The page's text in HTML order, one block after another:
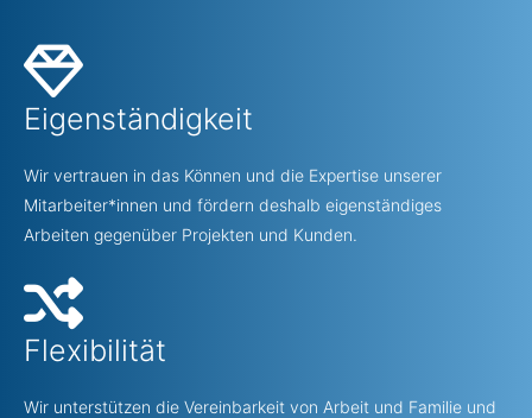
Eigenständigkeit
Wir vertrauen in das Können und die Expertise unserer
Mitarbeiter*innen und fördern deshalb eigenständiges
Arbeiten gegenüber Projekten und Kunden.
Flexibilität
Wir unterstützen die Vereinbarkeit von Arbeit und Familie und